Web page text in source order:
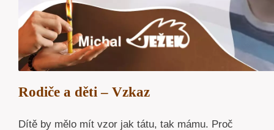
Rodiče a děti – Vzkaz
Dítě by mělo mít vzor jak tátu, tak mámu. Proč